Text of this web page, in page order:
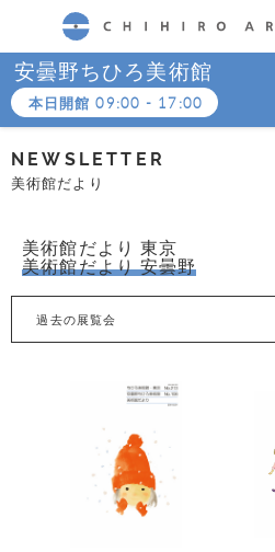
CHIHIRO ART MUSEUM
安曇野ちひろ美術館
本日開館09:00 - 17:00
NEWSLETTER
美術館だより
美術館だより 東京
美術館だより 安曇野
過去の展覧会